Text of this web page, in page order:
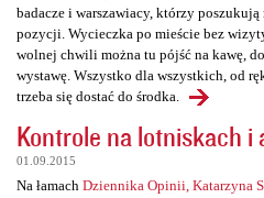
badacze i warszawiacy, którzy
pozycji. Wycieczka po mieście bez
wolnej chwili można tu pójść na kawę,
wystawę. Wszystko dla wszystkich, od
trzeba się dostać do środka.
Kontrole na lotniskach i
01.09.2015
Na łamach Dziennika Opinii, Katarzyna